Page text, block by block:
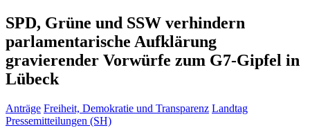
SPD, Grüne und SSW verhindern
parlamentarische Aufklärung
gravierender Vorwürfe zum G7-Gipfel in
Lübeck
Anträge Freiheit, Demokratie und Transparenz Landtag
Pressemitteilungen (SH)